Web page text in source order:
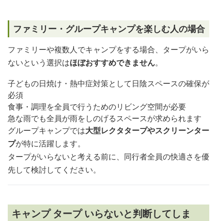
ファミリー・グループキャンプを楽しむ人の場合
ファミリーや複数人でキャンプをする場合、タープがいら
ないという選択はほぼおすすめできません。
子どもの日焼け・熱中症対策として日陰スペースの確保が
必須
食事・調理を全員で行うためのリビング空間が必要
急な雨でも全員が雨をしのげるスペースが求められます
グループキャンプでは大型レクタタープやスクリーンター
プが特に活躍します。
タープがいらないと考える前に、同行者全員の快適さを優
先して検討してください。
キャンプ タープ いらないと判断してしま